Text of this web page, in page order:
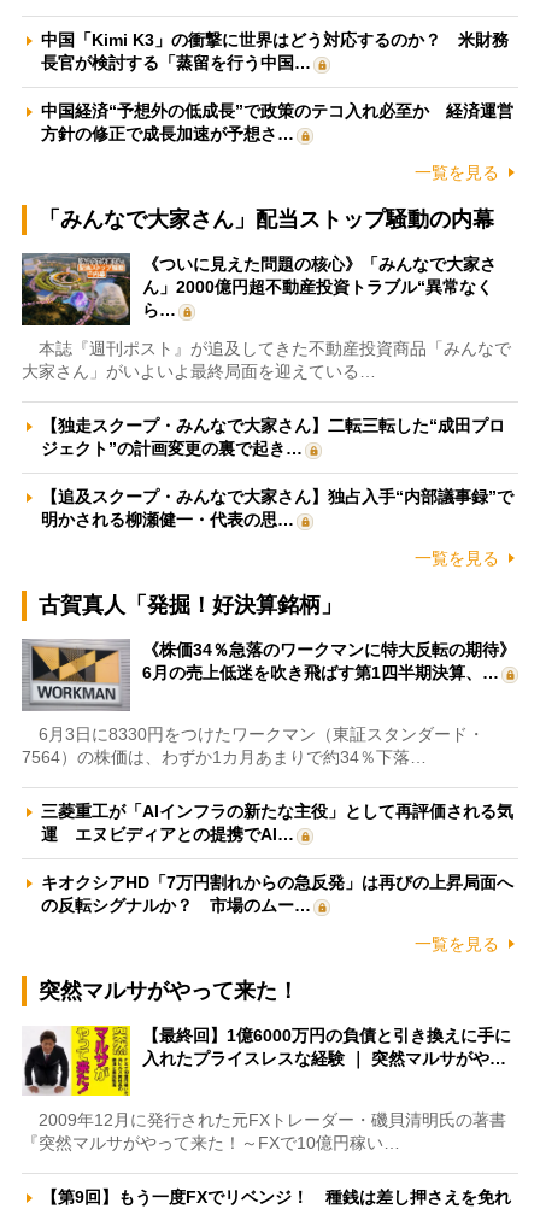
中国「Kimi K3」の衝撃に世界はどう対応するのか？ 米財務
長官が検討する「蒸留を行う中国…
中国経済“予想外の低成長”で政策のテコ入れ必至か 経済運営
方針の修正で成長加速が予想さ…
一覧を見る
「みんなで大家さん」配当ストップ騒動の内幕
《ついに見えた問題の核心》「みんなで大家さ
ん」2000億円超不動産投資トラブル“異常なく
ら…
本誌『週刊ポスト』が追及してきた不動産投資商品「みんなで
大家さん」がいよいよ最終局面を迎えている…
【独走スクープ・みんなで大家さん】二転三転した“成田プロ
ジェクト”の計画変更の裏で起き…
【追及スクープ・みんなで大家さん】独占入手“内部議事録”で
明かされる柳瀬健一・代表の思…
一覧を見る
古賀真人「発掘！好決算銘柄」
《株価34％急落のワークマンに特大反転の期待》
6月の売上低迷を吹き飛ばす第1四半期決算、…
6月3日に8330円をつけたワークマン（東証スタンダード・
7564）の株価は、わずか1カ月あまりで約34％下落…
三菱重工が「AIインフラの新たな主役」として再評価される気
運 エヌビディアとの提携でAI…
キオクシアHD「7万円割れからの急反発」は再びの上昇局面へ
の反転シグナルか？ 市場のムー…
一覧を見る
突然マルサがやって来た！
【最終回】1億6000万円の負債と引き換えに手に
入れたプライスレスな経験 ｜ 突然マルサがや…
2009年12月に発行された元FXトレーダー・磯貝清明氏の著書
『突然マルサがやって来た！～FXで10億円稼い…
【第9回】もう一度FXでリベンジ！ 種銭は差し押さえを免れ